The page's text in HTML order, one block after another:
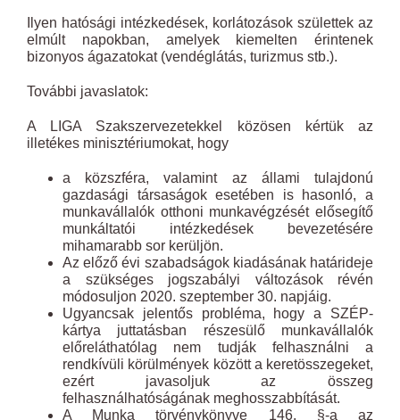
Ilyen hatósági intézkedések, korlátozások születtek az
elmúlt napokban, amelyek kiemelten érintenek
bizonyos ágazatokat (vendéglátás, turizmus stb.).
További javaslatok:
A LIGA Szakszervezetekkel közösen kértük az
illetékes minisztériumokat, hogy
a közszféra, valamint az állami tulajdonú
gazdasági társaságok esetében is hasonló, a
munkavállalók otthoni munkavégzését elősegítő
munkáltatói intézkedések bevezetésére
mihamarabb sor kerüljön.
Az előző évi szabadságok kiadásának határideje
a szükséges jogszabályi változások révén
módosuljon 2020. szeptember 30. napjáig.
Ugyancsak jelentős probléma, hogy a SZÉP-
kártya juttatásban részesülő munkavállalók
előreláthatólag nem tudják felhasználni a
rendkívüli körülmények között a keretösszegeket,
ezért javasoljuk az összeg
felhasználhatóságának meghosszabbítását.
A Munka törvénykönyve 146. §-a az